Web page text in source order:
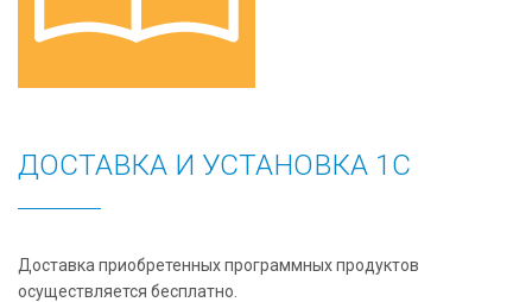
ДОСТАВКА И УСТАНОВКА 1С
Доставка приобретенных программных продуктов
осуществляется бесплатно.